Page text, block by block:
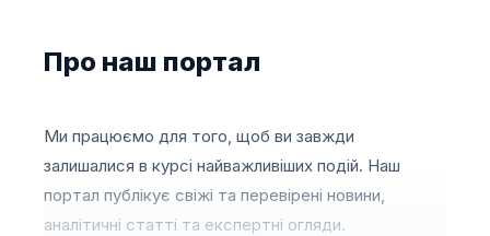
Про наш портал
Ми працюємо для того, щоб ви завжди
залишалися в курсі найважливіших подій. Наш
портал публікує свіжі та перевірені новини,
аналітичні статті та експертні огляди.